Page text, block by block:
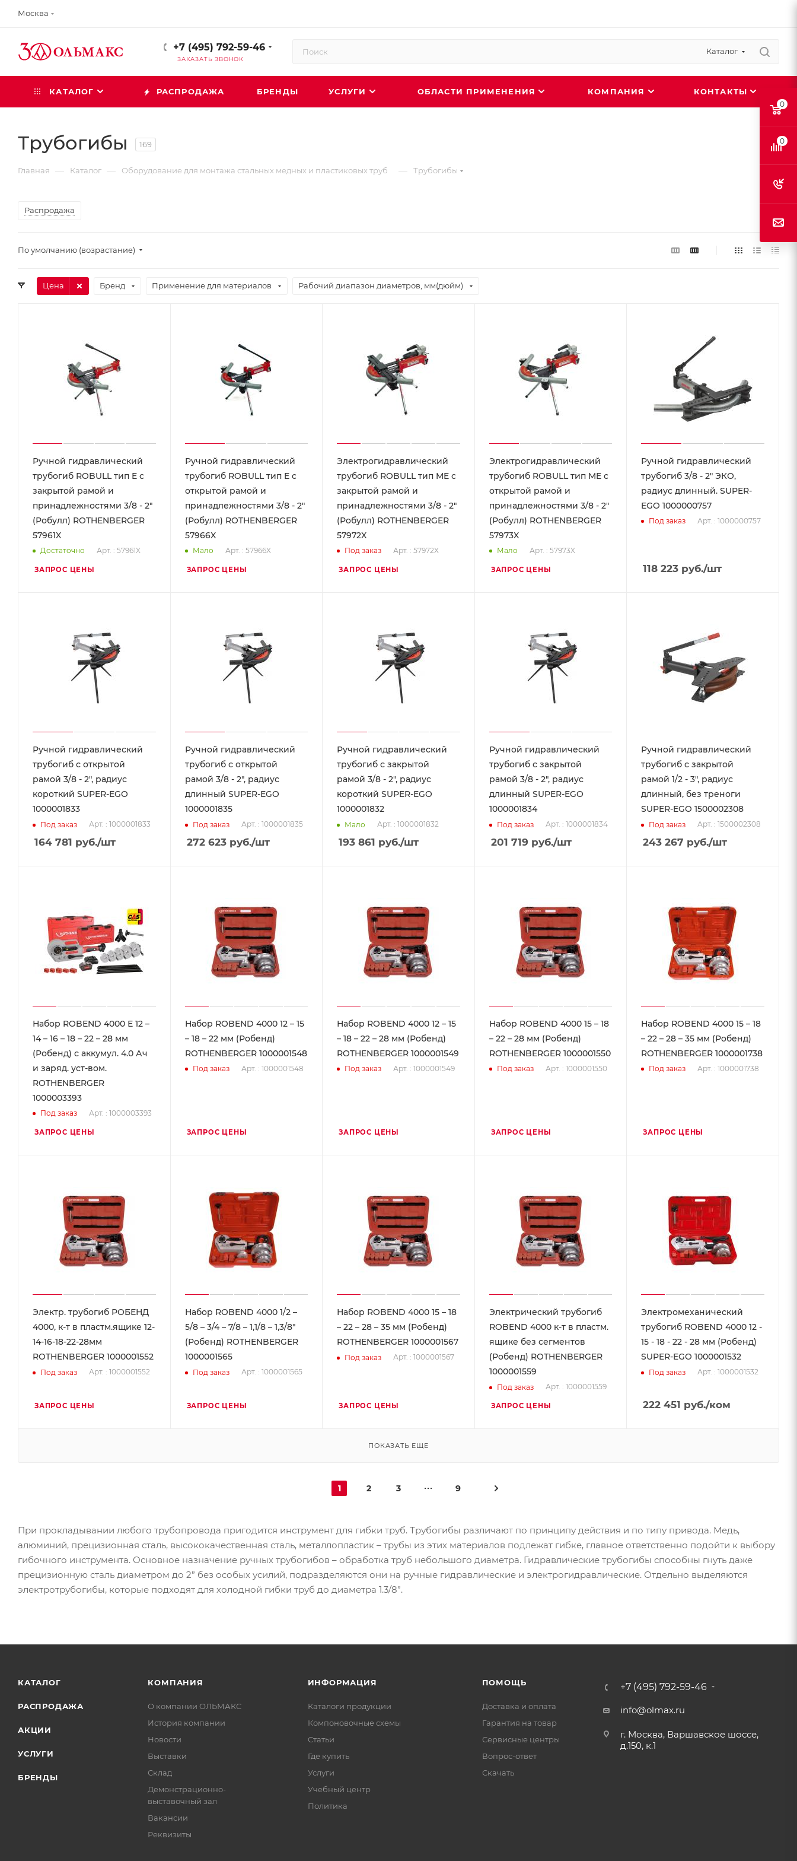
Москва
+7 (495) 792-59-46
ЗАКАЗАТЬ ЗВОНОК
Каталог
КАТАЛОГ РАСПРОДАЖА БРЕНДЫ УСЛУГИ ОБЛАСТИ ПРИМЕНЕНИЯ КОМПАНИЯ КОНТАКТЫ
Трубогибы 169
Главная — Каталог — Оборудование для монтажа стальных медных и пластиковых труб — Трубогибы
Распродажа
По умолчанию (возрастание)
Цена Бренд Применение для материалов Рабочий диапазон диаметров, мм(дюйм)
Ручной гидравлический
трубогиб ROBULL тип E с
закрытой рамой и
принадлежностями 3/8 - 2"
(Робулл) ROTHENBERGER
57961X
Достаточно Арт. : 57961X
ЗАПРОС ЦЕНЫ
Ручной гидравлический
трубогиб ROBULL тип E с
открытой рамой и
принадлежностями 3/8 - 2"
(Робулл) ROTHENBERGER
57966X
Мало Арт. : 57966X
ЗАПРОС ЦЕНЫ
Электрогидравлический
трубогиб ROBULL тип ME с
закрытой рамой и
принадлежностями 3/8 - 2"
(Робулл) ROTHENBERGER
57972X
Под заказ Арт. : 57972X
ЗАПРОС ЦЕНЫ
Электрогидравлический
трубогиб ROBULL тип ME с
открытой рамой и
принадлежностями 3/8 - 2"
(Робулл) ROTHENBERGER
57973X
Мало Арт. : 57973X
ЗАПРОС ЦЕНЫ
Ручной гидравлический
трубогиб 3/8 - 2" ЭКО,
радиус длинный. SUPER-
EGO 1000000757
Под заказ Арт. : 1000000757
118 223 руб./шт
Ручной гидравлический
трубогиб с открытой
рамой 3/8 - 2", радиус
короткий SUPER-EGO
1000001833
Под заказ Арт. : 1000001833
164 781 руб./шт
Ручной гидравлический
трубогиб с открытой
рамой 3/8 - 2", радиус
длинный SUPER-EGO
1000001835
Под заказ Арт. : 1000001835
272 623руб./шт
Ручной гидравлический
трубогиб с закрытой
рамой 3/8 - 2", радиус
короткий SUPER-EGO
1000001832
Мало Арт. : 1000001832
193 861 руб./шт
Ручной гидравлический
трубогиб с закрытой
рамой 3/8 - 2", радиус
длинный SUPER-EGO
1000001834
Под заказ Арт. : 1000001834
201 719 руб./шт
Ручной гидравлический
трубогиб с закрытой
рамой 1/2 - 3", радиус
длинный, без треноги
SUPER-EGO 1500002308
Под заказ Арт. : 1500002308
243 267 руб./шт
Набор ROBEND 4000 Е 12 –
14 – 16 – 18 – 22 – 28 мм
(Робенд) с аккумул. 4.0 Ач
и заряд. уст-вом.
ROTHENBERGER
1000003393
Под заказ Арт. : 1000003393
ЗАПРОС ЦЕНЫ
Набор ROBEND 4000 12 – 15
– 18 – 22 мм (Робенд)
ROTHENBERGER 1000001548
Под заказ Арт. : 1000001548
ЗАПРОС ЦЕНЫ
Набор ROBEND 4000 12 – 15
– 18 – 22 – 28 мм (Робенд)
ROTHENBERGER 1000001549
Под заказ Арт. : 1000001549
ЗАПРОС ЦЕНЫ
Набор ROBEND 4000 15 – 18
– 22 – 28 мм (Робенд)
ROTHENBERGER 1000001550
Под заказ Арт. : 1000001550
ЗАПРОС ЦЕНЫ
Набор ROBEND 4000 15 – 18
– 22 – 28 – 35 мм (Робенд)
ROTHENBERGER 1000001738
Под заказ Арт. : 1000001738
ЗАПРОС ЦЕНЫ
Электр. трубогиб РОБЕНД
4000, к-т в пластм.ящике 12-
14-16-18-22-28мм
ROTHENBERGER 1000001552
Под заказ Арт. : 1000001552
ЗАПРОС ЦЕНЫ
Набор ROBEND 4000 1/2 –
5/8 – 3/4 – 7/8 – 1,1/8 – 1,3/8"
(Робенд) ROTHENBERGER
1000001565
Под заказ Арт. : 1000001565
ЗАПРОС ЦЕНЫ
Набор ROBEND 4000 15 – 18
– 22 – 28 – 35 мм (Робенд)
ROTHENBERGER 1000001567
Под заказ Арт. : 1000001567
ЗАПРОС ЦЕНЫ
Электрический трубогиб
ROBEND 4000 к-т в пластм.
ящике без сегментов
(Робенд) ROTHENBERGER
1000001559
Под заказ Арт. : 1000001559
ЗАПРОС ЦЕНЫ
Электромеханический
трубогиб ROBEND 4000 12 -
15 - 18 - 22 - 28 мм (Робенд)
SUPER-EGO 1000001532
Под заказ Арт. : 1000001532
222 451 руб./ком
ПОКАЗАТЬ ЕЩЕ
1 2 3 9
При прокладывании любого трубопровода пригодится инструмент для гибки труб. Трубогибы различают по принципу действия и по типу привода. Медь,
алюминий, прецизионная сталь, высококачественная сталь, металлопластик – трубы из этих материалов подлежат гибке, главное ответственно подойти к выбору
гибочного инструмента. Основное назначение ручных трубогибов – обработка труб небольшого диаметра. Гидравлические трубогибы способны гнуть даже
прецизионную сталь диаметром до 2” без особых усилий, подразделяются они на ручные гидравлические и электрогидравлические. Отдельно выделяются
электротрубогибы, которые подходят для холодной гибки труб до диаметра 1.3/8”.
КАТАЛОГ
РАСПРОДАЖА
АКЦИИ
УСЛУГИ
БРЕНДЫ
КОМПАНИЯ
О компании ОЛЬМАКС
История компании
Новости
Выставки
Склад
Демонстрационно-
выставочный зал
Вакансии
Реквизиты
ИНФОРМАЦИЯ
Каталоги продукции
Компоновочные схемы
Статьи
Где купить
Услуги
Учебный центр
Политика
ПОМОЩЬ
Доставка и оплата
Гарантия на товар
Сервисные центры
Вопрос-ответ
Скачать
+7 (495) 792-59-46
info@olmax.ru
г. Москва, Варшавское шоссе,
д.150, к.1
0
0